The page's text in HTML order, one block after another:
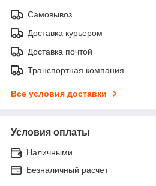
Самовывоз
Доставка курьером
Доставка почтой
Транспортная компания
Все условия доставки
Условия оплаты
Наличными
Безналичный расчет